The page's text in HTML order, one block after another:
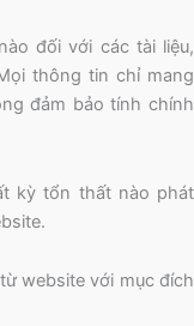
đối với các tài liệu,
thông tin chỉ mang
đảm bảo tính chính
kỳ tổn thất nào phát
website với mục đích